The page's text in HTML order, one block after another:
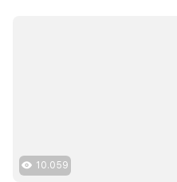
10.059